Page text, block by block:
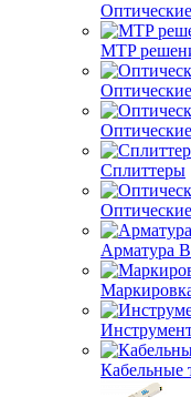
MTP
Сплиттеры
Арматура
Кабельные